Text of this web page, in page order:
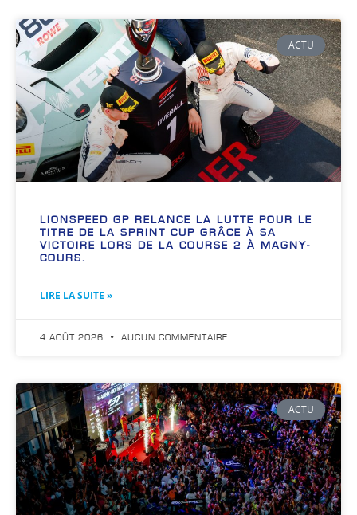
ACTU
LIONSPEED GP RELANCE LA LUTTE POUR LE
TITRE DE LA SPRINT CUP GRÂCE À SA
VICTOIRE LORS DE LA COURSE 2 À MAGNY-
COURS.
LIRE LA SUITE »
4 AOÛT 2026 AUCUN COMMENTAIRE
ACTU